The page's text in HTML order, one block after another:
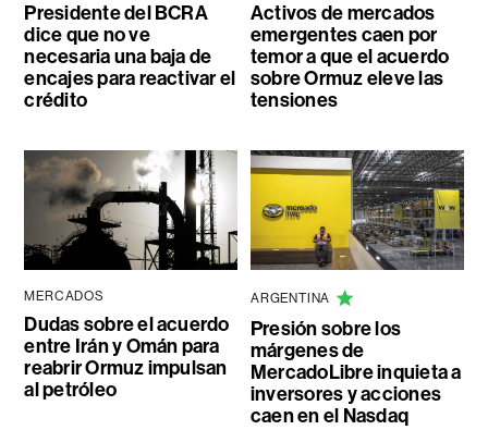
Presidente del BCRA
dice que no ve
necesaria una baja de
encajes para reactivar el
crédito
Activos de mercados
emergentes caen por
temor a que el acuerdo
sobre Ormuz eleve las
tensiones
MERCADOS
Dudas sobre el acuerdo
entre Irán y Omán para
reabrir Ormuz impulsan
al petróleo
ARGENTINA
Presión sobre los
márgenes de
MercadoLibre inquieta a
inversores y acciones
caen en el Nasdaq